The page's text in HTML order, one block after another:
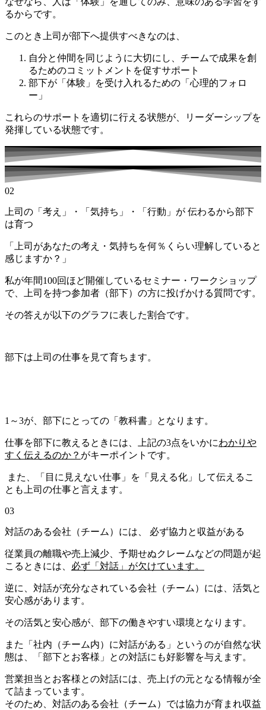
るからです。
このとき上司が部下へ提供すべきなのは、
自分と仲間を同じように大切にし、チームで成果を創
るためのコミットメントを促すサポート
部下が「体験」を受け入れるための「心理的フォロ
ー」
これらのサポートを適切に行える状態が、リーダーシップを
発揮している状態です。
02
上司の「考え」・「気持ち」・「行動」が 伝わるから部下
は育つ
「上司があなたの考え・気持ちを何％くらい理解していると
感じますか？」
私が年間100回ほど開催しているセミナー・ワークショップ
で、上司を持つ参加者（部下）の方に投げかける質問です。
その答えが以下のグラフに表した割合です。
部下は上司の仕事を見て育ちます。
1～3が、部下にとっての「教科書」となります。
仕事を部下に教えるときには、上記の3点をいかにわかりや
すく伝えるのか？ がキーポイントです。
また、「目に見えない仕事」を「見える化」して伝えるこ
とも上司の仕事と言えます。
03
対話のある会社（チーム）には、 必ず協力と収益がある
従業員の離職や売上減少、予期せぬクレームなどの問題が起
こるときには、 必ず「対話」が欠けています。
逆に、対話が充分なされている会社（チーム）には、活気と
安心感があります。
その活気と安心感が、部下の働きやすい環境となります。
また「社内（チーム内）に対話がある」というのが自然な状
態は、「部下とお客様」との対話にも好影響を与えます。
営業担当とお客様との対話には、売上げの元となる情報が全
て詰まっています。
そのため、対話のある会社（チーム）では協力が育まれ収益